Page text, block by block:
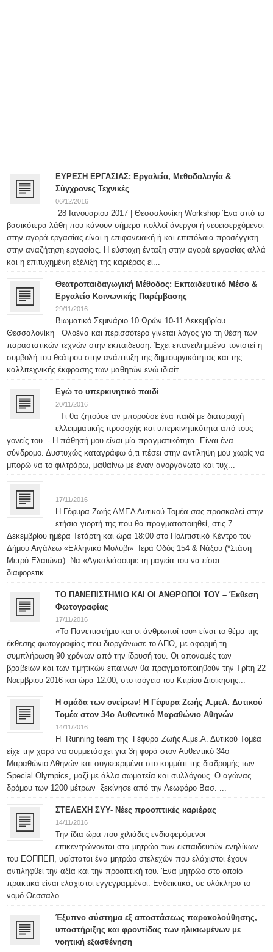
ΕΥΡΕΣΗ ΕΡΓΑΣΙΑΣ: Εργαλεία, Μεθοδολογία &
Σύγχρονες Τεχνικές
06/12/2016
28 Ιανουαρίου 2017 | Θεσσαλονίκη Workshop Ένα από τα
βασικότερα λάθη που κάνουν σήμερα πολλοί άνεργοι ή νεοεισερχόμενοι
στην αγορά εργασίας είναι η επιφανειακή ή και επιπόλαια προσέγγιση
στην αναζήτηση εργασίας. Η εύστοχη ένταξη στην αγορά εργασίας αλλά
και η επιτυχημένη εξέλιξη της καριέρας εί...
Θεατροπαιδαγωγική Μέθοδος: Εκπαιδευτικό Μέσο &
Εργαλείο Κοινωνικής Παρέμβασης
29/11/2016
Βιωματικό Σεμινάριο 10 Ωρών 10-11 Δεκεμβρίου.
Θεσσαλονίκη Ολοένα και περισσότερο γίνεται λόγος για τη θέση των
παραστατικών τεχνών στην εκπαίδευση. Έχει επανειλημμένα τονιστεί η
συμβολή του θεάτρου στην ανάπτυξη της δημιουργικότητας και της
καλλιτεχνικής έκφρασης των μαθητών ενώ ιδιαίτ...
Εγώ το υπερκινητικό παιδί
20/11/2016
Τι θα ζητούσε αν μπορούσε ένα παιδί με διαταραχή
ελλειμματικής προσοχής και υπερκινητικότητα από τους
γονείς του. - Η πάθησή μου είναι μία πραγματικότητα. Είναι ένα
σύνδρομο. Δυστυχώς καταγράφω ό,τι πέσει στην αντίληψη μου χωρίς να
μπορώ να το φιλτράρω, μαθαίνω με έναν ανοργάνωτο και τυχ...
17/11/2016
Η Γέφυρα Ζωής ΑΜΕΑ Δυτικού Τομέα σας προσκαλεί στην
ετήσια γιορτή της που θα πραγματοποιηθεί, στις 7
Δεκεμβρίου ημέρα Τετάρτη και ώρα 18:00 στο Πολιτιστικό Κέντρο του
Δήμου Αιγάλεω «Ελληνικό Μολύβι» Ιερά Οδός 154 & Νάξου (*Στάση
Μετρό Ελαιώνα). Να «Αγκαλιάσουμε τη μαγεία του να είσαι
διαφορετικ...
ΤΟ ΠΑΝΕΠΙΣΤΗΜΙΟ ΚΑΙ ΟΙ ΑΝΘΡΩΠΟΙ ΤΟΥ – Έκθεση
Φωτογραφίας
17/11/2016
«Το Πανεπιστήμιο και οι άνθρωποί του» είναι το θέμα της
έκθεσης φωτογραφίας που διοργάνωσε το ΑΠΘ, με αφορμή τη
συμπλήρωση 90 χρόνων από την ίδρυσή του. Οι απονομές των
βραβείων και των τιμητικών επαίνων θα πραγματοποιηθούν την Τρίτη 22
Νοεμβρίου 2016 και ώρα 12:00, στο ισόγειο του Κτιρίου Διοίκησης...
Η ομάδα των ονείρων! Η Γέφυρα Ζωής Α.μεΑ. Δυτικού
Τομέα στον 34ο Αυθεντικό Μαραθώνιο Αθηνών
14/11/2016
Η Running team της Γέφυρα Ζωής Α.με.Α. Δυτικού Τομέα
είχε την χαρά να συμμετάσχει για 3η φορά στον Αυθεντικό 34ο
Μαραθώνιο Αθηνών και συγκεκριμένα στο κομμάτι της διαδρομής των
Special Olympics, μαζί με άλλα σωματεία και συλλόγους. Ο αγώνας
δρόμου των 1200 μέτρων ξεκίνησε από την Λεωφόρο Βασ. ...
ΣΤΕΛΕΧΗ ΣΥΥ- Νέες προοπτικές καριέρας
14/11/2016
Την ίδια ώρα που χιλιάδες ενδιαφερόμενοι
επικεντρώνονται στα μητρώα των εκπαιδευτών ενηλίκων
του ΕΟΠΠΕΠ, υφίσταται ένα μητρώο στελεχών που ελάχιστοι έχουν
αντιληφθεί την αξία και την προοπτική του. Ένα μητρώο στο οποίο
πρακτικά είναι ελάχιστοι εγγεγραμμένοι. Ενδεικτικά, σε ολόκληρο το
νομό Θεσσαλο...
Έξυπνο σύστημα εξ αποστάσεως παρακολούθησης,
υποστήριξης και φροντίδας των ηλικιωμένων με
νοητική εξασθένηση